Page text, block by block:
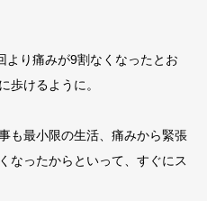
より痛みが9割なくなったとお
歩けるように。
も最小限の生活、痛みから緊張
なったからといって、すぐにス